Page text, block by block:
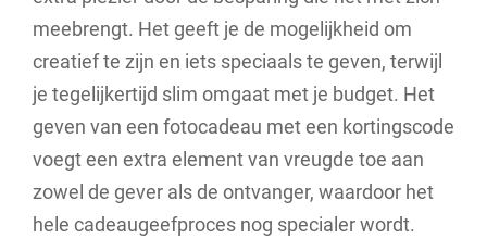
meebrengt. Het geeft je de mogelijkheid om
creatief te zijn en iets speciaals te geven, terwijl
je tegelijkertijd slim omgaat met je budget. Het
geven van een fotocadeau met een kortingscode
voegt een extra element van vreugde toe aan
zowel de gever als de ontvanger, waardoor het
hele cadeaugeefproces nog specialer wordt.